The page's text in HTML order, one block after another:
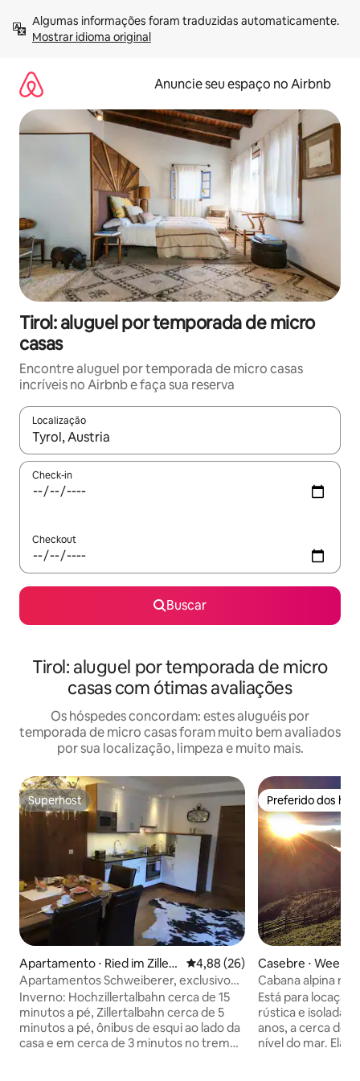
para
Mostrar idioma original
Anuncie seu espaço no Airbnb
Tirol: aluguel por temporada de micro
casas
Encontre aluguel por temporada de micro casas
incríveis no Airbnb e faça sua reserva
Localização
Quando os resultados estiverem disponíveis, explore-os
Check-in
Checkout
Buscar
Tirol: aluguel por temporada de micro
casas com ótimas avaliações
Os hóspedes concordam: estes aluguéis por
temporada de micro casas foram muito bem avaliados
por sua localização, limpeza e muito mais.
Superhost
Superhost
Apartamento ⋅ Ried im Zillert
al
4,88 de uma avaliação média
4,88 (26)
Apartamentos Schweiberer, exclusivo
App. Hamberg
Inverno: Hochzillertalbahn cerca de 15
minutos a pé, Zillertalbahn cerca de 5
minutos a pé, ônibus de esqui ao lado da
casa e em cerca de 3 minutos no trem
Preferido dos
Preferido dos
Casebre ⋅
Cabana alpina
meio da
Está para locação
rústica e isolada
anos, a cerca de
nível do mar. Ela